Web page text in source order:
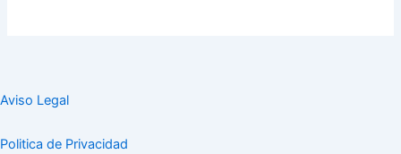
Aviso Legal
Politica de Privacidad